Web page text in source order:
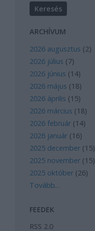
ARCHÍVUM
2026 augusztus (2)
2026 július (7)
2026 június (14)
2026 május (18)
2026 április (15)
2026 március (18)
2026 február (14)
2026 január (16)
2025 december (15)
2025 november (15)
2025 október (26)
Tovább...
FEEDEK
RSS 2.0